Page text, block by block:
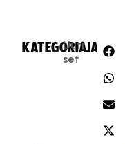
KATEGORIA:
Uuti
set
JAA: